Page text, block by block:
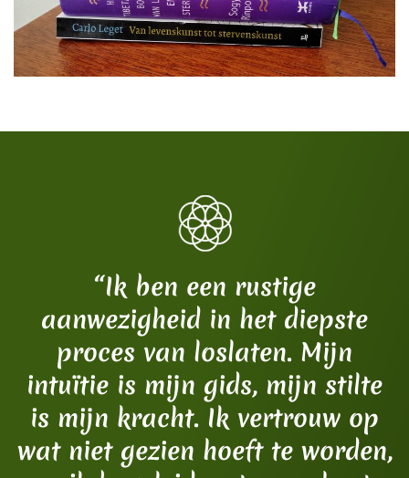
“Ik ben een rustige
aanwezigheid in het diepste
proces van loslaten. Mijn
intuïtie is mijn gids, mijn stilte
is mijn kracht. Ik vertrouw op
wat niet gezien hoeft te worden,